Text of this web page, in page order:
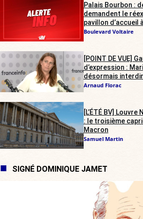
Palais Bourbon :
demandent le
pavillon d’accueil
Boulevard Voltaire
[POINT DE VUE]
d’expression :
désormais
Arnaud Florac
[L’ÉTÉ BV]
: le troisième
Macron
Samuel Martin
SIGNÉ DOMINIQUE JAMET